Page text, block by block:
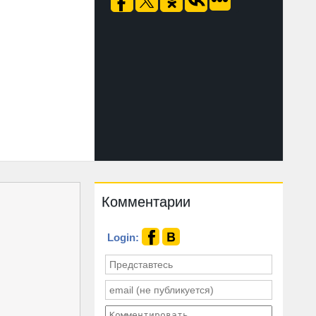
Комментарии
Login: